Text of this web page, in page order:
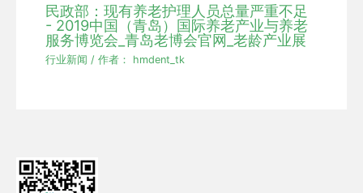
民政部：现有养老护理人员总量严重不足
- 2019中国（青岛）国际养老产业与养老
服务博览会_青岛老博会官网_老龄产业展
行业新闻 / 作者： hmdent_tk